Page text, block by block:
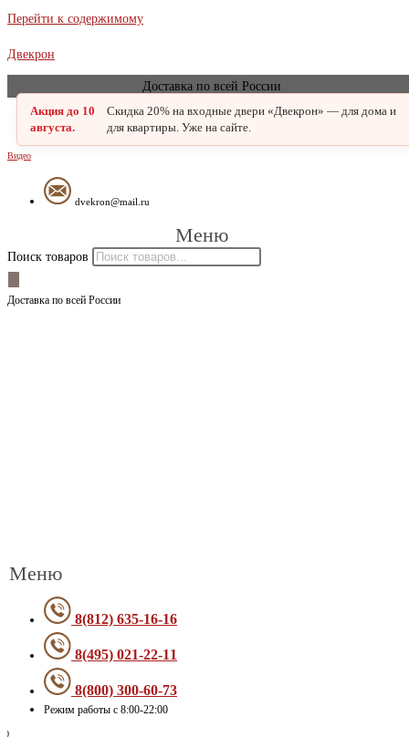
Перейти к содержимому
Двекрон
Доставка по всей России
Акция до 10
августа.
Скидка 20% на входные двери «Двекрон» — для дома и
для квартиры. Уже на сайте.
Видео
dvekron@mail.ru
Меню
Поиск товаров
Доставка по всей России
Меню
8(812) 635-16-16
8(495) 021-22-11
8(800) 300-60-73
Режим работы с 8:00-22:00